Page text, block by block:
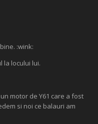
:wink:
la locului lui.
motor de Y61 care a fost
si noi ce balauri am